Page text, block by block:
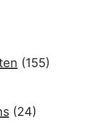
(155)
(24)